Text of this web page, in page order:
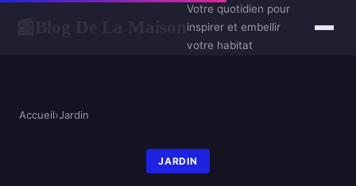
Votre quotidien pour
inspirer et embellir
votre habitat
Accueil›Jardin
JARDIN